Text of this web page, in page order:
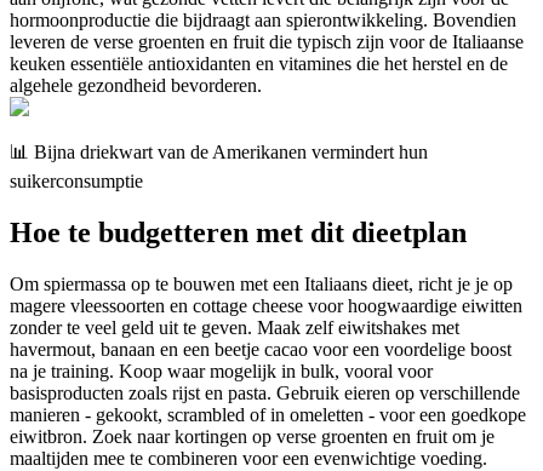
hormoonproductie die bijdraagt aan spierontwikkeling. Bovendien
leveren de verse groenten en fruit die typisch zijn voor de Italiaanse
keuken essentiële antioxidanten en vitamines die het herstel en de
algehele gezondheid bevorderen.
📊 Bijna driekwart van de Amerikanen vermindert hun
suikerconsumptie
Hoe te budgetteren met dit dieetplan
Om spiermassa op te bouwen met een Italiaans dieet, richt je je op
magere vleessoorten en cottage cheese voor hoogwaardige eiwitten
zonder te veel geld uit te geven. Maak zelf eiwitshakes met
havermout, banaan en een beetje cacao voor een voordelige boost
na je training. Koop waar mogelijk in bulk, vooral voor
basisproducten zoals rijst en pasta. Gebruik eieren op verschillende
manieren - gekookt, scrambled of in omeletten - voor een goedkope
eiwitbron. Zoek naar kortingen op verse groenten en fruit om je
maaltijden mee te combineren voor een evenwichtige voeding.